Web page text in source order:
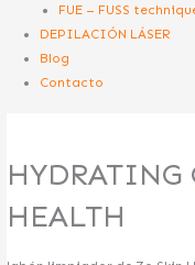
FUE – FUSS
DEPILACIÓN LÁSER
Blog
Contacto
HYDRATING
HEALTH